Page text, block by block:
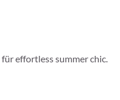
effortless summer chic.